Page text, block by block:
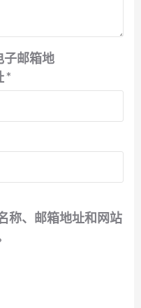
子邮箱地
*
称、邮箱地址和网站